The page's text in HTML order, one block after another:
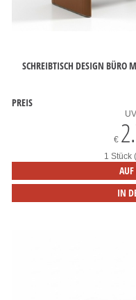
SCHREIBTISCH DESIGN BÜRO
PREIS
€
1 Stück
IN